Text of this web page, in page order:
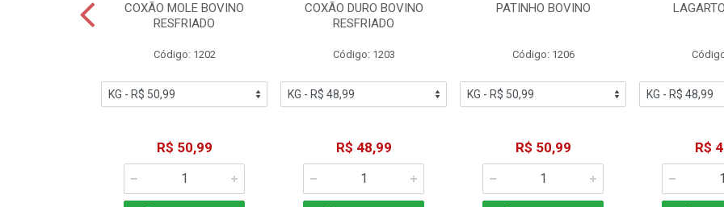
COXÃO MOLE BOVINO
RESFRIADO
Código: 1202
R$ 50,99
COXÃO DURO BOVINO
RESFRIADO
Código: 1203
R$ 48,99
PATINHO BOVINO
Código: 1206
R$ 50,99 R$